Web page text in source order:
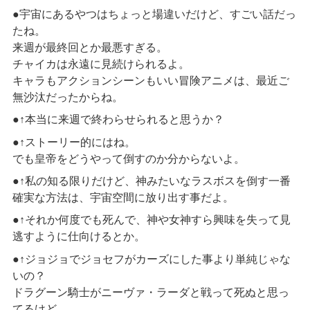
●宇宙にあるやつはちょっと場違いだけど、すごい話だっ
たね。
来週が最終回とか最悪すぎる。
チャイカは永遠に見続けられるよ。
キャラもアクションシーンもいい冒険アニメは、最近ご
無沙汰だったからね。
●↑本当に来週で終わらせられると思うか？
●↑ストーリー的にはね。
でも皇帝をどうやって倒すのか分からないよ。
●↑私の知る限りだけど、神みたいなラスボスを倒す一番
確実な方法は、宇宙空間に放り出す事だよ。
●↑それか何度でも死んで、神や女神すら興味を失って見
逃すように仕向けるとか。
●↑ジョジョでジョセフがカーズにした事より単純じゃな
いの？
ドラグーン騎士がニーヴァ・ラーダと戦って死ぬと思っ